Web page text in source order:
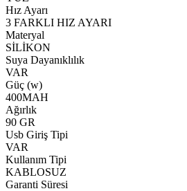
Hız Ayarı
3 FARKLI HIZ AYARI
Materyal
SİLİKON
Suya Dayanıklılık
VAR
Güç (w)
400MAH
Ağırlık
90 GR
Usb Giriş Tipi
VAR
Kullanım Tipi
KABLOSUZ
Garanti Süresi